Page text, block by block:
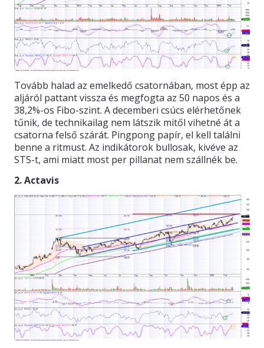
Tovább halad az emelkedő csatornában, most épp az
aljáról pattant vissza és megfogta az 50 napos és a
38,2%-os Fibo-szint. A decemberi csúcs elérhetőnek
tűnik, de technikailag nem látszik mitől vihetné át a
csatorna felső szárát. Pingpong papír, el kell találni
benne a ritmust. Az indikátorok bullosak, kivéve az
STS-t, ami miatt most per pillanat nem szállnék be.
2. Actavis